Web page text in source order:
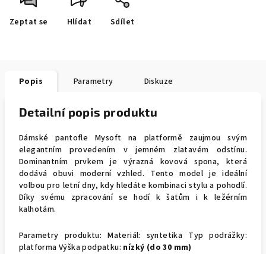
Zeptat se Hlídat Sdílet
Popis Parametry Diskuze
Detailní popis produktu
Dámské pantofle Mysoft na platformě zaujmou svým
elegantním provedením v jemném zlatavém odstínu.
Dominantním prvkem je výrazná kovová spona, která
dodává obuvi moderní vzhled. Tento model je ideální
volbou pro letní dny, kdy hledáte kombinaci stylu a pohodlí.
Díky svému zpracování se hodí k šatům i k ležérním
kalhotám.
Parametry produktu: Materiál: syntetika Typ podrážky:
platforma Výška podpatku: nízký (do 30 mm)